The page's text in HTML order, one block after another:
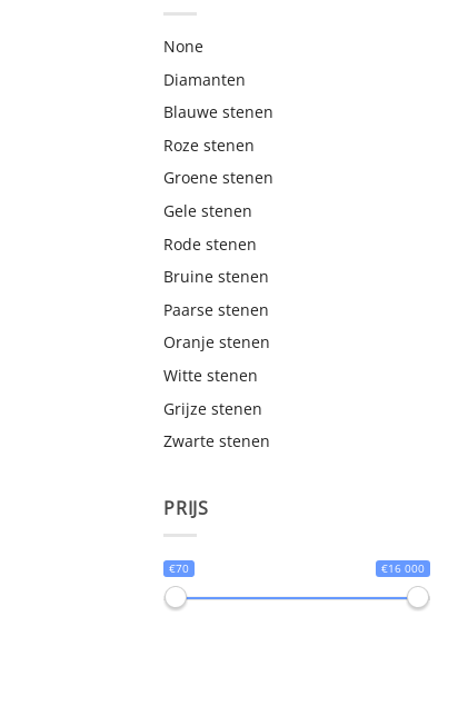
None
Diamanten
Blauwe stenen
Roze stenen
Groene stenen
Gele stenen
Rode stenen
Bruine stenen
Paarse stenen
Oranje stenen
Witte stenen
Grijze stenen
Zwarte stenen
PRIJS
€70 €16 000